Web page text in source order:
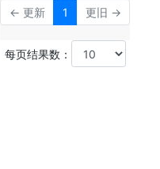
← 更新 1 更旧 →
每页结果数：